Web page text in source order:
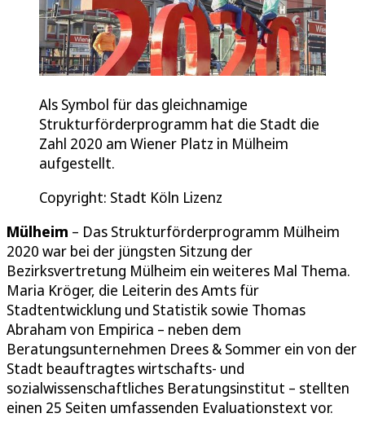
Als Symbol für das gleichnamige
Strukturförderprogramm hat die Stadt die
Zahl 2020 am Wiener Platz in Mülheim
aufgestellt.
Copyright: Stadt Köln Lizenz
Mülheim – Das Strukturförderprogramm Mülheim
2020 war bei der jüngsten Sitzung der
Bezirksvertretung Mülheim ein weiteres Mal Thema.
Maria Kröger, die Leiterin des Amts für
Stadtentwicklung und Statistik sowie Thomas
Abraham von Empirica – neben dem
Beratungsunternehmen Drees & Sommer ein von der
Stadt beauftragtes wirtschafts- und
sozialwissenschaftliches Beratungsinstitut – stellten
einen 25 Seiten umfassenden Evaluationstext vor.